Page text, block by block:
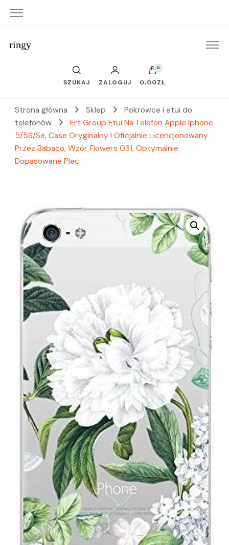
ringy
SZUKAJ ZALOGUJ
0
0,00ZŁ
Strona główna Sklep
Pokrowce i etui do
telefonów
Ert Group Etui Na Telefon Apple Iphone
5/5S/Se, Case Oryginalny I Oficjalnie Licencjonowany
Przez Babaco, Wzór Flowers 031, Optymalnie
Dopasowane Plec